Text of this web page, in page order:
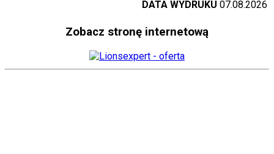
DATA WYDRUKU 07.08.2026
Zobacz stronę internetową